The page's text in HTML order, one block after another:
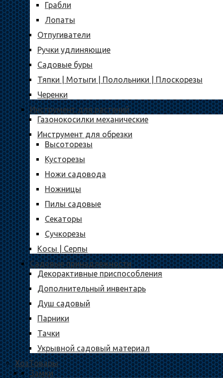
Грабли
Лопаты
Отпугиватели
Ручки удлиняющие
Садовые буры
Тяпки | Мотыги | Полольники | Плоскорезы
Черенки
Инструмент для растений
Газонокосилки механические
Инструмент для обрезки
Высоторезы
Кусторезы
Ножи садовода
Ножницы
Пилы садовые
Секаторы
Сучкорезы
Косы | Серпы
Садовые принадлежности
Декорактивные приспособления
Дополнительный инвентарь
Душ садовый
Парники
Тачки
Укрывной садовый материал
ХозТовары
Замки